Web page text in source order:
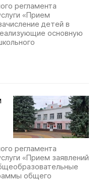
регламента
«Прием
детей в
основную
регламента
«Прием заявлений
общего